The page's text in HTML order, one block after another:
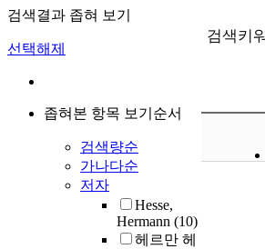
검색결과 좁혀 보기
선택해제
좁혀본 항목 보기순서
검색량순
가나다순
저자
Hesse,
Hermann (10)
헤르만 헤
검색키